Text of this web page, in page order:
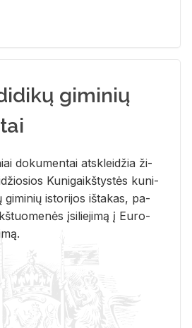
giminių
do­ku­men­tai at­sklei­džia ži­
Ku­ni­gaikš­tys­tės ku­ni­
gi­mi­nių is­to­ri­jos iš­ta­kas, pa­
įsi­lie­ji­mą į Eu­ro­